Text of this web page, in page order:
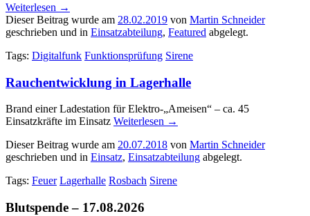
Weiterlesen →
Dieser Beitrag wurde am 28.02.2019 von Martin Schneider
geschrieben und in Einsatzabteilung, Featured abgelegt.
Tags: Digitalfunk Funktionsprüfung Sirene
Rauchentwicklung in Lagerhalle
Brand einer Ladestation für Elektro-„Ameisen“ – ca. 45
Einsatzkräfte im Einsatz Weiterlesen →
Dieser Beitrag wurde am 20.07.2018 von Martin Schneider
geschrieben und in Einsatz, Einsatzabteilung abgelegt.
Tags: Feuer Lagerhalle Rosbach Sirene
Blutspende – 17.08.2026